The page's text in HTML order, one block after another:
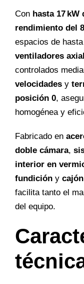
Con hasta 17
rendimiento del
espacios de hasta
ventiladores
controlados
velocidadesy
posición 0,
homogénea y
Fabricado en
doble cámara,
interior en
fundicióny
facilita tanto el
del equipo.